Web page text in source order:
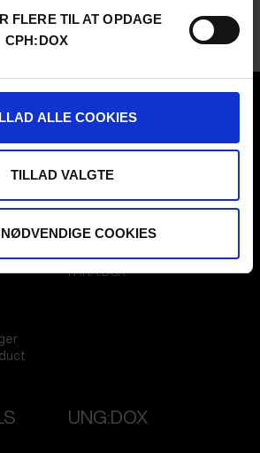
FLERE TIL AT OPDAGE
CPH:DOX
ALLE COOKIES
TILLAD VALGTE
COOKIES
Pictures
STREAMING
KLUB:DOX
PARA:DOX
UNG:DOX